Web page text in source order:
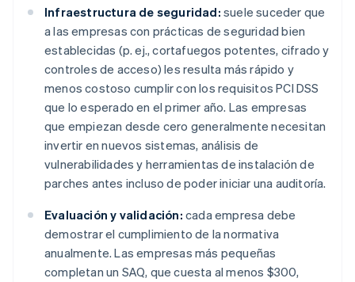
Infraestructura de seguridad: suele suceder que
a las empresas con prácticas de seguridad bien
establecidas (p. ej., cortafuegos potentes, cifrado y
controles de acceso) les resulta más rápido y
menos costoso cumplir con los requisitos PCI DSS
que lo esperado en el primer año. Las empresas
que empiezan desde cero generalmente necesitan
invertir en nuevos sistemas, análisis de
vulnerabilidades y herramientas de instalación de
parches antes incluso de poder iniciar una auditoría.
Evaluación y validación: cada empresa debe
demostrar el cumplimiento de la normativa
anualmente. Las empresas más pequeñas
completan un SAQ, que cuesta al menos $300,